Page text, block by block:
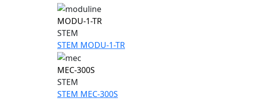
MODU-1-TR
STEM
STEM MODU-1-TR
MEC-300S
STEM
STEM MEC-300S